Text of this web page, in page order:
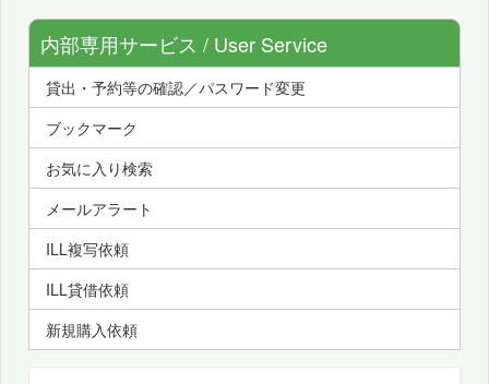
内部専用サービス / User Service
貸出・予約等の確認／パスワード変更
ブックマーク
お気に入り検索
メールアラート
ILL複写依頼
ILL貸借依頼
新規購入依頼